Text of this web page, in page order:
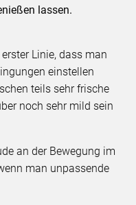
lassen.
Linie, dass man
einstellen
teils sehr frische
noch sehr mild sein
an der Bewegung im
man unpassende